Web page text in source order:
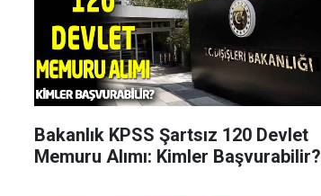
Bakanlık KPSS Şartsız 120 Devlet
Memuru Alımı: Kimler Başvurabilir?